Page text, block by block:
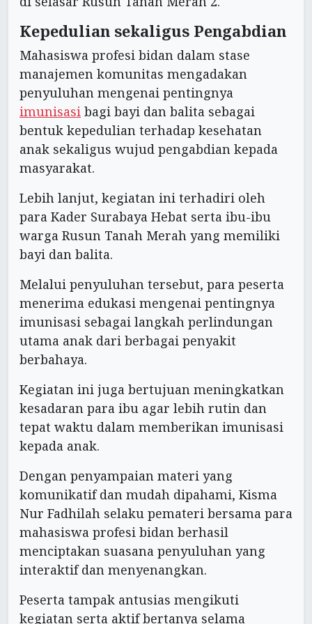
Kepedulian sekaligus Pengabdian
Mahasiswa profesi bidan dalam stase
manajemen komunitas mengadakan
penyuluhan mengenai pentingnya
imunisasi bagi bayi dan balita sebagai
bentuk kepedulian terhadap kesehatan
anak sekaligus wujud pengabdian kepada
masyarakat.
Lebih lanjut, kegiatan ini terhadiri oleh
para Kader Surabaya Hebat serta ibu-ibu
warga Rusun Tanah Merah yang memiliki
bayi dan balita.
Melalui penyuluhan tersebut, para peserta
menerima edukasi mengenai pentingnya
imunisasi sebagai langkah perlindungan
utama anak dari berbagai penyakit
berbahaya.
Kegiatan ini juga bertujuan meningkatkan
kesadaran para ibu agar lebih rutin dan
tepat waktu dalam memberikan imunisasi
kepada anak.
Dengan penyampaian materi yang
komunikatif dan mudah dipahami, Kisma
Nur Fadhilah selaku pemateri bersama para
mahasiswa profesi bidan berhasil
menciptakan suasana penyuluhan yang
interaktif dan menyenangkan.
Peserta tampak antusias mengikuti
kegiatan serta aktif bertanya selama